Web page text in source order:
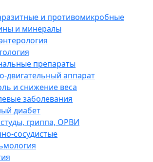
и противомикробные
и минералы
препараты
двигательный аппарат
и снижение веса
заболевания
диабет
гриппа, ОРВИ
сосудистые